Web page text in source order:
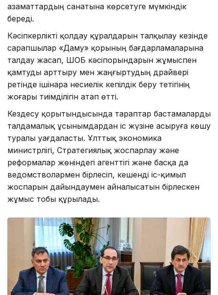
азаматтардың санатына көрсетуге мүмкіндік
береді.
Кәсіпкерлікті қолдау құралдарын талқылау кезінде
сарапшылар «Даму» қорының бағдарламаларына
талдау жасап, ШОБ кәсіпорындарын жұмыспен
қамтуды арттыру мен жаңғыртудың драйвері
ретінде ішінара несиелік кепілдік беру тетігінің
жоғары тиімділігін атап өтті.
Кездесу қорытындысында тараптар бастамаларды
талдамалық ұсынымдардан іс жүзіне асыруға көшу
туралы уағдаласты. Ұлттық экономика
министрлігі, Стратегиялық жоспарлау және
реформалар жөніндегі агенттігі және басқа да
ведомстволармен бірлесіп, кешенді іс-қимыл
жоспарын дайындаумен айналысатын бірлескен
жұмыс тобы құрылады.